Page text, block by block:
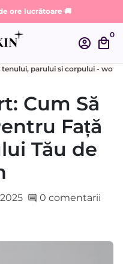
ore lucrătoare 🚚
account_circle local_mall
0
parului si corpului -
Cum Să
Față
Tău de
comment 0 comentarii